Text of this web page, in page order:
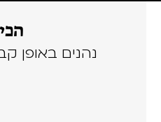
נהנים באופן